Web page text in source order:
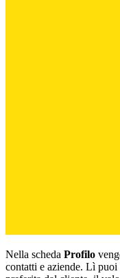
Nella scheda Profilo
contatti e aziende. Lì